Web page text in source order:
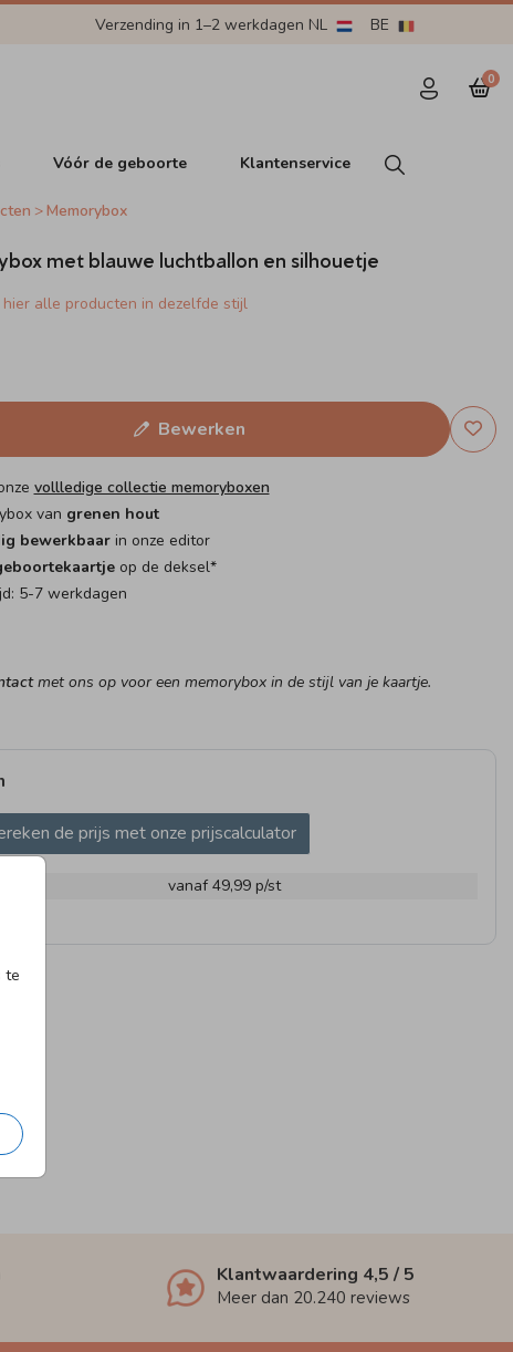
Verzending in 1–2 werkdagen NL BE
0
Vóór de geboorte Klantenservice
te
MEMORYBOX
Memorybox
met blauwe luchtballon en silhouetje
hier alle producten in dezelfde stijl
Bewerken
vollledige collectie memoryboxen
van grenen hout
bewerkbaarin onze editor
op de deksel*
5-7 werkdagen
met ons op voor een memorybox in de stijl van je kaartje.
de prijs met onze prijscalculator
vanaf 49,99 p/st
Klantwaardering 4,5 / 5
Meer dan 20.240 reviews